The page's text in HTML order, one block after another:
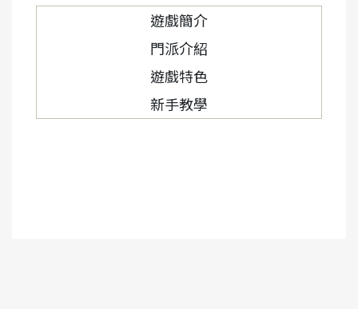
遊戲簡介
門派介紹
遊戲特色
新手教學